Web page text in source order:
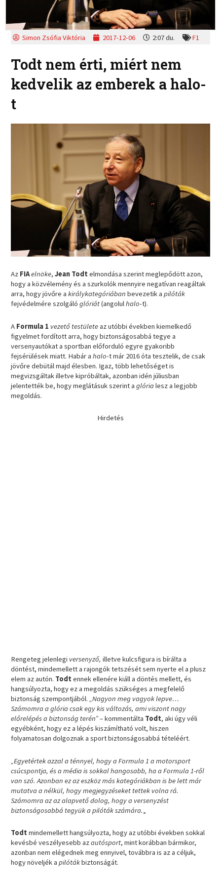
Simon Zsófia Viktória 2017-12-06 2:07 du. F1
Todt nem érti, miért nem
kedvelik az emberek a halo-
t
Az FIAelnöke,Jean Todt elmondása szerint meglepődött azon,
hogy a közvélemény és a szurkolók mennyire negatívan reagáltak
arra, hogy jövőre akirálykategóriában bevezetik apilóták
fejvédelmére szolgálóglóriát(angolulhalo-t).
A Formula 1 vezető testületeaz utóbbi években kiemelkedő
figyelmet fordított arra, hogy biztonságosabbá tegye a
versenyautókat a sportban előforduló egyre gyakoribb
fejsérülések miatt. Habár ahalo-t már 2016 óta tesztelik, de csak
jövőre debütál majd élesben. Igaz, több lehetőséget is
megvizsgáltak illetve kipróbáltak, azonban idén júliusban
jelentették be, hogy meglátásuk szerint aglórialesz a legjobb
megoldás.
Hirdetés
Rengeteg jelenlegi versenyző, illetve kulcsfigura is bírálta a
döntést, mindemellett a rajongók tetszését sem nyerte el a plusz
elem az autón. Todt ennek ellenére kiáll a döntés mellett, és
hangsúlyozta, hogy ez a megoldás szükséges a megfelelő
biztonság szempontjából.„Nagyon meg vagyok lepve…
Számomra a glória csak egy kis változás, ami viszont nagy
előrelépés a biztonság terén”– kommentálta Todt, aki úgy véli
egyébként, hogy ez a lépés kiszámítható volt, hiszen
folyamatosan dolgoznak a sport biztonságosabbá tételéért.
„Egyetértek azzal a ténnyel, hogy a Formula 1 a motorsport
csúcspontja, és a média is sokkal hangosabb, ha a Formula 1-ről
van szó. Azonban ez az eszköz más kategóriákban is be lett már
mutatva a nélkül, hogy megjegyzéseket tettek volna rá.
Számomra az az alapvető dolog, hogy a versenyzést
biztonságosabbá tegyük a pilóták számára.„
Todt mindemellett hangsúlyozta, hogy az utóbbi években sokkal
kevésbé veszélyesebb azautósport, mint korábban bármikor,
azonban nem elégednek meg ennyivel, továbbra is az a céljuk,
hogy növeljék apilótákbiztonságát.